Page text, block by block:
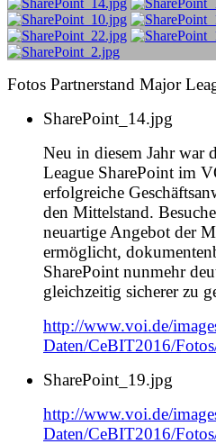
Fotos Partnerstand Major
SharePoint_14.jpg
Neu in diesem Jahr war
League SharePoint im
erfolgreiche
den Mittelstand.
neuartige Angebot der
ermöglicht,
SharePoint nunmehr
gleichzeitig sicherer zu
http://www.voi.de/
Daten/CeBIT2016/
SharePoint_19.jpg
http://www.voi.de/
Daten/CeBIT2016/